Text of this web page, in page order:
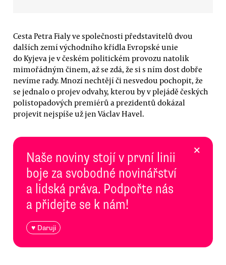
Cesta Petra Fialy ve společnosti představitelů dvou
dalších zemí východního křídla Evropské unie
do Kyjeva je v českém politickém provozu natolik
mimořádným činem, až se zdá, že si s ním dost dobře
nevíme rady. Mnozí nechtějí či nesvedou pochopit, že
se jednalo o projev odvahy, kterou by v plejádě českých
polistopadových premiérů a prezidentů dokázal
projevit nejspíše už jen Václav Havel.
Naše noviny stojí v první linii
boje za svobodné novinářství
a lidská práva. Podpořte nás
a přidejte se k nám!
♥ Daruji
×